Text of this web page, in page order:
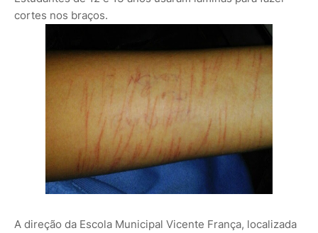
cortes nos braços.
A direção da Escola Municipal Vicente França, localizada